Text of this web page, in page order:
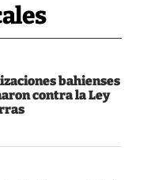
bahienses
contra la Ley